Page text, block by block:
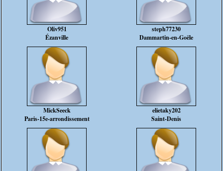
Oliv951
Ézanville
steph77230
Dammartin-en-Goële
MickSeeck
Paris-15e-arrondissement
elietaky202
Saint-Denis